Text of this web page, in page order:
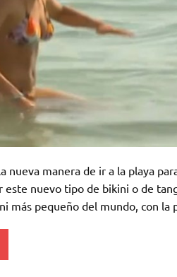
nueva manera de ir a la playa
este nuevo tipo de bikini o de
más pequeño del mundo, con